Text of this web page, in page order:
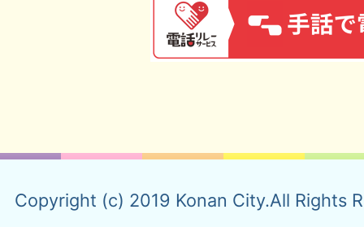
Copyright (c) 2019 Konan City.All Rights